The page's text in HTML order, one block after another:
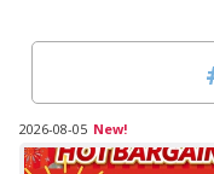
2026-08-05 New!